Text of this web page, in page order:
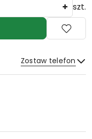
szt.
Zostaw telefon